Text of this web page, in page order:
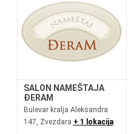
SALON NAMEŠTAJA
ĐERAM
Bulevar kralja Aleksandra
147, Zvezdara + 1 lokacija